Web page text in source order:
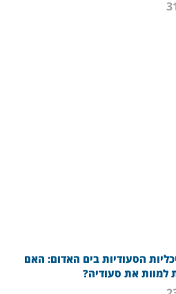
הסעודיות בים האדום: האם
למוות את סעודיה?